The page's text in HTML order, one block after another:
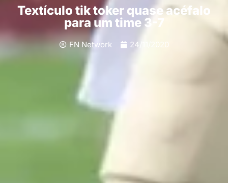
Textículo tik toker quase acéfalo
para um time 3-7
FN Network 24/11/2020